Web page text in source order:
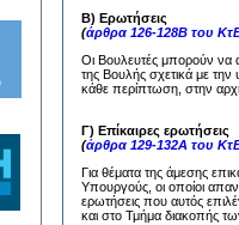
Β) Ερωτήσεις
(άρθρα 126-128Β του
Οι Βουλευτές μπορούν να
της Βουλής σχετικά με
κάθε περίπτωση, στην
Γ) Επίκαιρες ερωτήσεις
(άρθρα 129-132Α του
Για θέματα της άμεσης
Υπουργούς, οι οποίοι
ερωτήσεις που αυτός
και στο Τμήμα διακοπής